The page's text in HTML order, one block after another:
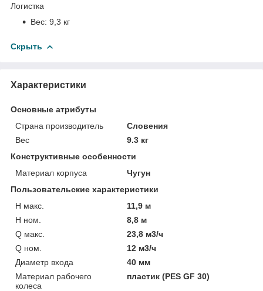
Логистка
Вес: 9,3 кг
Скрыть
Характеристики
Основные атрибуты
Страна производитель
Словения
Вес
9.3 кг
Конструктивные особенности
Материал корпуса
Чугун
Пользовательские характеристики
H макс.
11,9 м
H ном.
8,8 м
Q макс.
23,8 м3/ч
Q ном.
12 м3/ч
Диаметр входа
40 мм
Материал рабочего
колеса
пластик (PES GF 30)